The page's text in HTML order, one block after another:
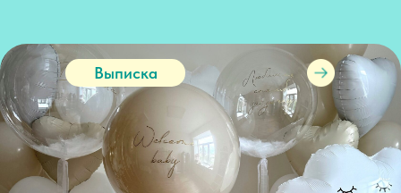
Выписка